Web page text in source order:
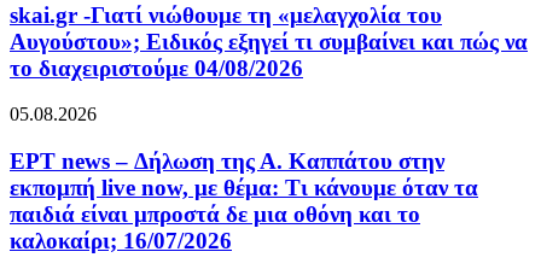
skai.gr -Γιατί νιώθουμε τη «μελαγχολία του
Αυγούστου»; Ειδικός εξηγεί τι συμβαίνει και πώς να
το διαχειριστούμε 04/08/2026
05.08.2026
ΕΡΤ news – Δήλωση της Α. Καππάτου στην
εκπομπή live now, με θέμα: Τι κάνουμε όταν τα
παιδιά είναι μπροστά δε μια οθόνη και το
καλοκαίρι; 16/07/2026